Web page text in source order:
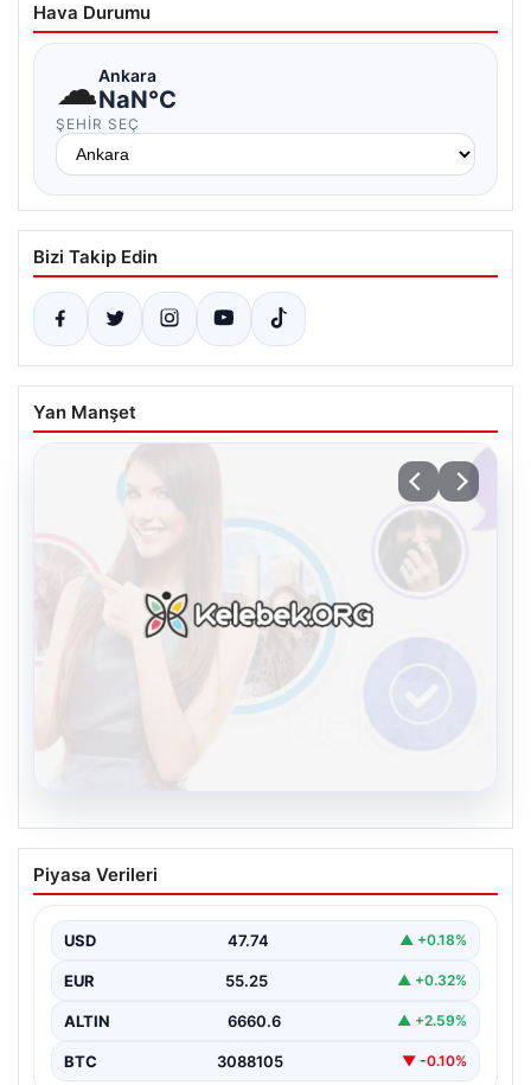
Hava Durumu
☁Ankara
NaN°C
ŞEHIR SEÇ
Bizi Takip Edin
Yan Manşet
Kelebek.Org İle Sanal İletişimin Güvenli
Adresi Ve Sohbet Deneyimi
kurması kritik bir değer ifade etmektedir. Halen…
Piyasa Verileri
USD 47.74 ▲ +0.18%
EUR 55.25 ▲ +0.32%
ALTIN 6660.6 ▲ +2.59%
BTC 3088105 ▼ -0.10%